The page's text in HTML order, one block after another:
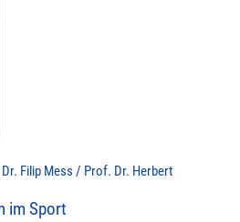
Filip Mess / Prof. Dr. Herbert
im Sport